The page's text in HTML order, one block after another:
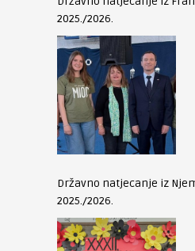
2025./2026.
Državno natjecanje iz
2025./2026.